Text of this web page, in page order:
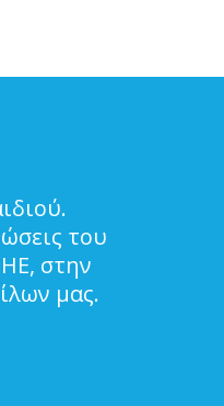
του
στην
μας.